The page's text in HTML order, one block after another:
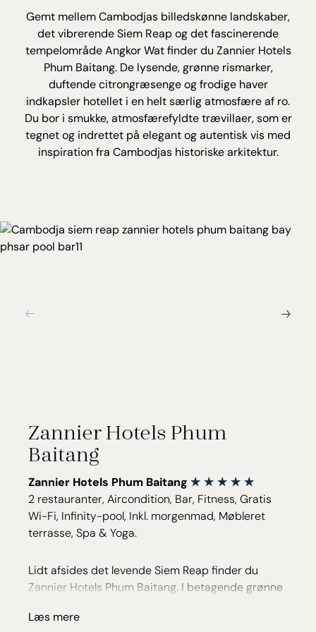
Gemt mellem Cambodjas billedskønne landskaber,
det vibrerende Siem Reap og det fascinerende
tempelområde Angkor Wat finder du Zannier Hotels
Phum Baitang. De lysende, grønne rismarker,
duftende citrongræsenge og frodige haver
indkapsler hotellet i en helt særlig atmosfære af ro.
Du bor i smukke, atmosfærefyldte trævillaer, som er
tegnet og indrettet på elegant og autentisk vis med
inspiration fra Cambodjas historiske arkitektur.
Zannier Hotels Phum
Baitang
Zannier Hotels Phum Baitang
2 restauranter, Aircondition, Bar, Fitness, Gratis
Wi-Fi, Infinity-pool, Inkl. morgenmad, Møbleret
terrasse, Spa & Yoga.
Lidt afsides det levende Siem Reap finder du
Zannier Hotels Phum Baitang. I betagende grønne
opført på pæle inspireret af de traditionelle
Læs mere